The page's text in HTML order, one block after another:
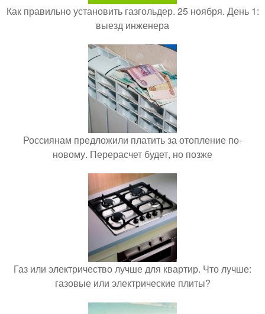
Как правильно установить газгольдер. 25 ноября. День 1:
выезд инженера
Россиянам предложили платить за отопление по-
новому. Перерасчет будет, но позже
Газ или электричество лучше для квартир. Что лучше:
газовые или электрические плиты?